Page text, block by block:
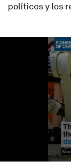
políticos y los